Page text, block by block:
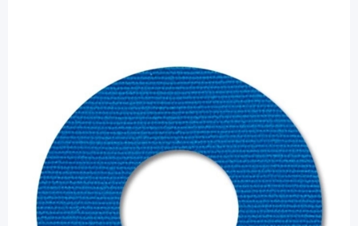
Zuckerschmuck FreeStyle Libre 3 Tape -
navy / 5 Stück
Diashop.de Kat.-Nr.114918
sofort verfügbar
Lieferzeit 1-3 Werktage
Mehr über das Produkt